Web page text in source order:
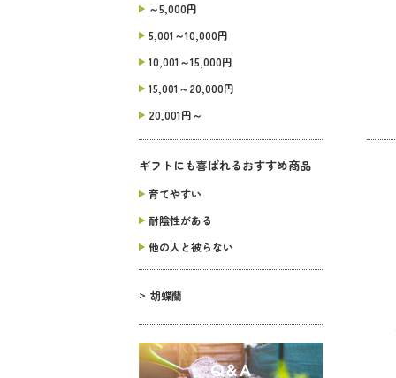
～5,000円
5,001～10,000円
10,001～15,000円
15,001～20,000円
20,001円～
ギフトにも喜ばれるおすすめ商品
育てやすい
耐陰性がある
他の人と被らない
胡蝶蘭